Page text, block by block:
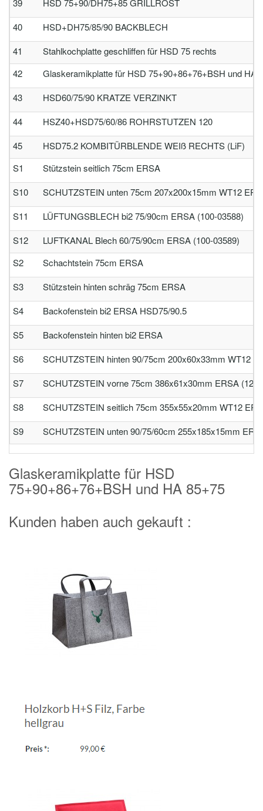
39
HSD 75+90/DH75+85 GRILLROST
40
HSD+DH75/85/90 BACKBLECH
41
Stahlkochplatte geschliffen für HSD 75 rechts
42
Glaskeramikplatte für HSD 75+90+86+76+BSH und HA
43
HSD60/75/90 KRATZE VERZINKT
44
HSZ40+HSD75/60/86 ROHRSTUTZEN 120
45
HSD75.2 KOMBITÜRBLENDE WEIß RECHTS (LiF)
S1
Stützstein seitlich 75cm ERSA
S10
SCHUTZSTEIN unten 75cm 207x200x15mm WT12
S11
LÜFTUNGSBLECH bi2 75/90cm ERSA (100-03588)
S12
LUFTKANAL Blech 60/75/90cm ERSA (100-03589)
S2
Schachtstein 75cm ERSA
S3
Stützstein hinten schräg 75cm ERSA
S4
Backofenstein bi2 ERSA HSD75/90.5
S5
Backofenstein hinten bi2 ERSA
S6
SCHUTZSTEIN hinten 90/75cm 200x60x33mm WT12
S7
SCHUTZSTEIN vorne 75cm 386x61x30mm ERSA
S8
SCHUTZSTEIN seitlich 75cm 355x55x20mm WT12
S9
SCHUTZSTEIN unten 90/75/60cm 255x185x15mm
Glaskeramikplatte für HSD
75+90+86+76+BSH und HA 85+75
Kunden haben auch gekauft :